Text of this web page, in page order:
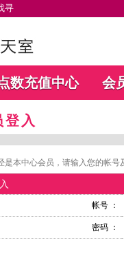
寻
数充值中心 会
登入
是本中心会员，请输入您的帐号
帐号 ：
密码 ：